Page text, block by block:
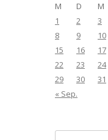
M
D M
1
2 3
8
9 10
15
16 17
22
23 24
29
30
31
« Sep.